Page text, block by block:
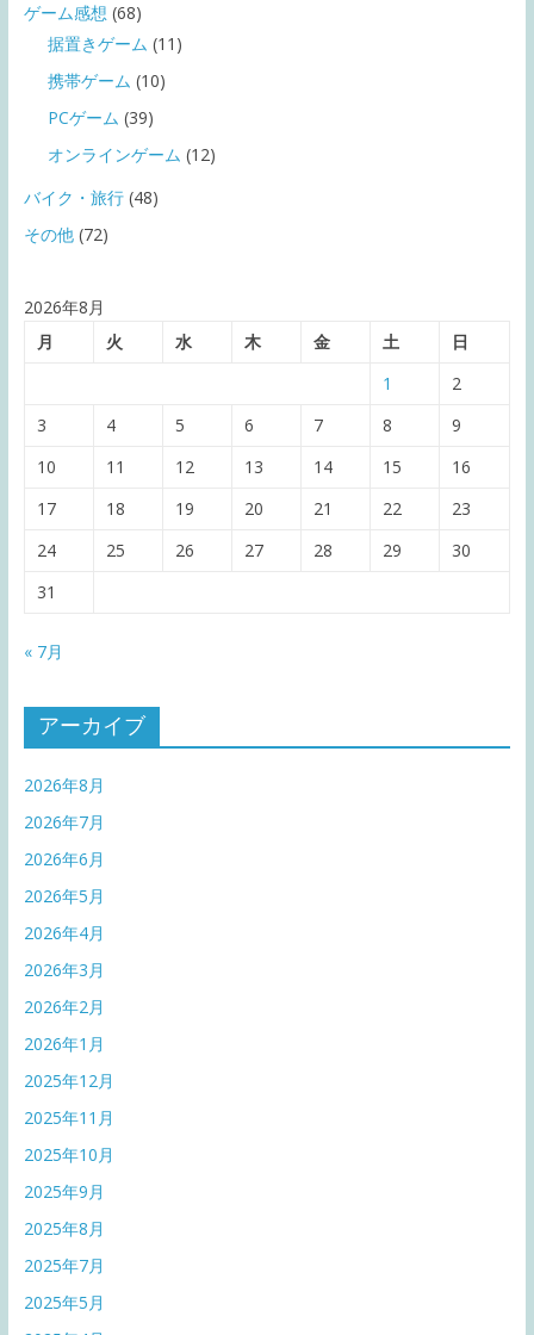
ゲーム感想 (68)
据置きゲーム (11)
携帯ゲーム (10)
PCゲーム (39)
オンラインゲーム (12)
バイク・旅行(48)
その他(72)
2026年8月
月
火 水 木 金 土
日
1
2
3
4 5 6 7 8
9
10
11 12 13 14 15
16
17
18 19 20 21 22
23
24
25 26 27 28 29
30
31
« 7月
アーカイブ
2026年8月
2026年7月
2026年6月
2026年5月
2026年4月
2026年3月
2026年2月
2026年1月
2025年12月
2025年11月
2025年10月
2025年9月
2025年8月
2025年7月
2025年5月